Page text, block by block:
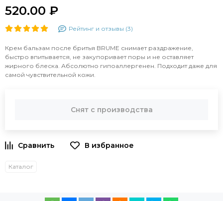
520.00 ₽
Рейтинг и отзывы (3)
Крем бальзам после бритья BRUME снимает раздражение,
быстро впитывается, не закупоривает поры и не оставляет
жирного блеска. Абсолютно гипоаллергенен. Подходит даже для
самой чувствительной кожи.
Снят с производства
Каталог